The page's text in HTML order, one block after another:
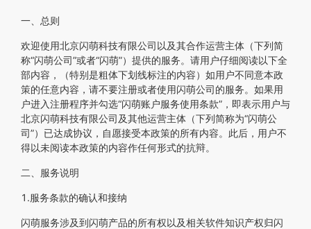
一、总则
欢迎使用北京闪萌科技有限公司以及其合作运营主体（下列简
称“闪萌公司”或者“闪萌”）提供的服务。请用户仔细阅读以下全
部内容，（特别是粗体下划线标注的内容）如用户不同意本政
策的任意内容，请不要注册或者使用闪萌公司的服务。如果用
户进入注册程序并勾选“闪萌账户服务使用条款”，即表示用户与
北京闪萌科技有限公司及其他运营主体（下列简称为“闪萌公
司”）已达成协议，自愿接受本政策的所有内容。此后，用户不
得以未阅读本政策的内容作任何形式的抗辩。
二、服务说明
1.服务条款的确认和接纳
闪萌服务涉及到闪萌产品的所有权以及相关软件知识产权归闪